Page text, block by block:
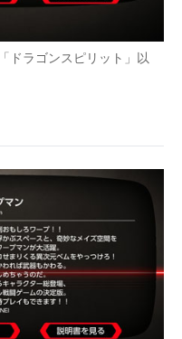
ドラゴンスピリット」以